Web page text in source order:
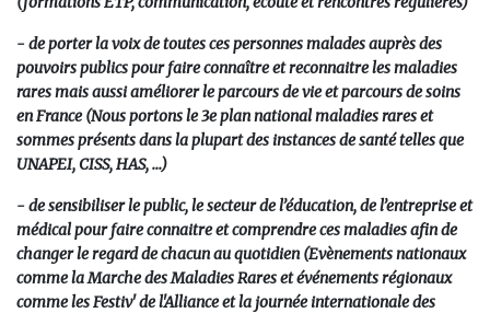
- de porter la voix de toutes ces personnes malades auprès des
pouvoirs publics pour faire connaître et reconnaitre les maladies
rares mais aussi améliorer le parcours de vie et parcours de soins
en France (Nous portons le 3e plan national maladies rares et
sommes présents dans la plupart des instances de santé telles que
UNAPEI, CISS, HAS, ...)
- de sensibiliser le public, le secteur de l’éducation, de l’entreprise et
médical pour faire connaitre et comprendre ces maladies afin de
changer le regard de chacun au quotidien (Evènements nationaux
comme la Marche des Maladies Rares et événements régionaux
comme les Festiv' de l'Alliance et la journée internationale des